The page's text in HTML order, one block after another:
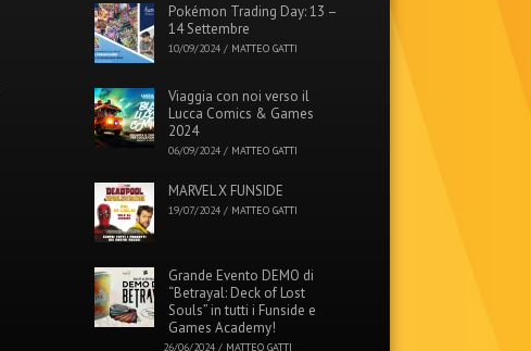
Pokémon Trading Day: 13 –
14 Settembre
10/09/2024/ MATTEO GATTI
Viaggia con noi verso il
Lucca Comics & Games
2024
06/09/2024/ MATTEO GATTI
MARVEL X FUNSIDE
19/07/2024/ MATTEO GATTI
Grande Evento DEMO di
“Betrayal: Deck of Lost
Souls” in tutti i Funside e
Games Academy!
26/06/2024/ MATTEO GATTI